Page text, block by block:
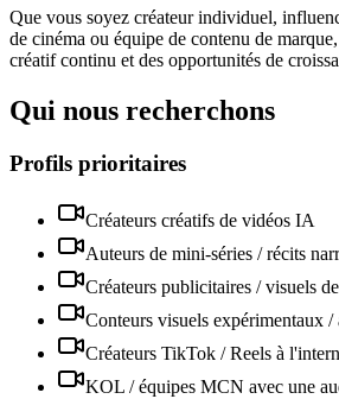
Que vous soyez créateur individuel,
de cinéma ou équipe de contenu de
créatif continu et des opportunités de
Qui nous recherchons
Profils prioritaires
Créateurs créatifs de vidéos IA
Auteurs de mini-séries / récits
Créateurs publicitaires / visuels
Conteurs visuels expérimentaux /
Créateurs TikTok / Reels à
KOL / équipes MCN avec une